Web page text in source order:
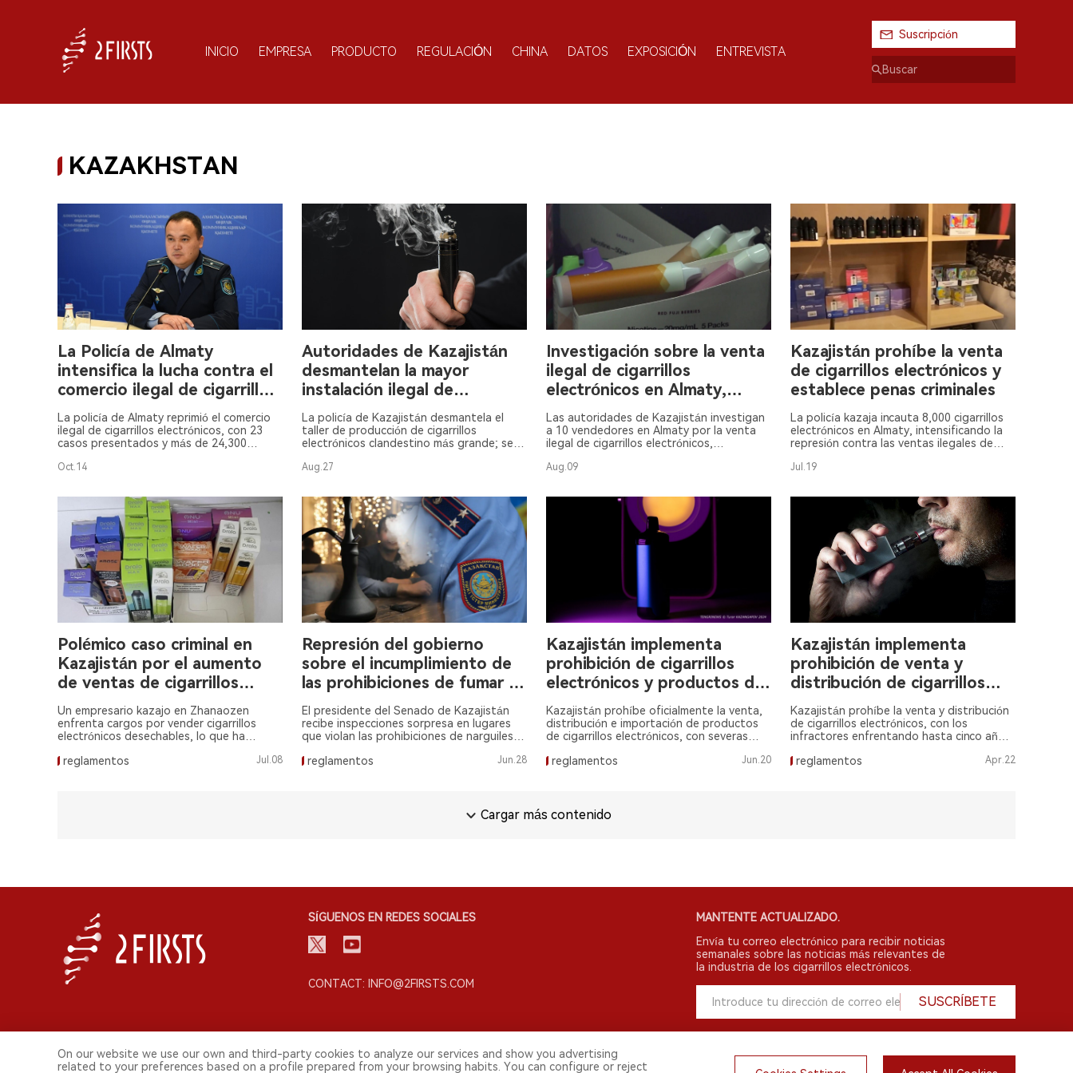
INICIO EMPRESA PRODUCTO REGULACIÓN CHINA DATOS EXPOSICIÓN ENTREVISTA
Suscripción
KAZAKHSTAN
La Policía de Almaty
intensifica la lucha contra el
comercio ilegal de cigarrillos
electrónicos.
La policía de Almaty reprimió el comercio
ilegal de cigarrillos electrónicos, con 23
casos presentados y más de 24,300
Oct.14
Autoridades de Kazajistán
desmantelan la mayor
instalación ilegal de
producción de cigarrillos
electrónicos.
La policía de Kazajistán desmantela el
taller de producción de cigarrillos
electrónicos clandestino más grande; se
electrónicos y 235 litros de productos
Aug.27
Investigación sobre la venta
ilegal de cigarrillos
electrónicos en Almaty,
Kazajistán.
Las autoridades de Kazajistán investigan
a 10 vendedores en Almaty por la venta
ilegal de cigarrillos electrónicos,
Aug.09
Kazajistán prohíbe la venta
de cigarrillos electrónicos y
establece penas criminales
La policía kazaja incauta 8,000 cigarrillos
electrónicos en Almaty, intensificando la
represión contra las ventas ilegales de
Jul.19
Polémico caso criminal en
Kazajistán por el aumento
de ventas de cigarrillos
electrónicos.
Un empresario kazajo en Zhanaozen
enfrenta cargos por vender cigarrillos
electrónicos desechables, lo que ha
regulaciones del país.
reglamentos Jul.08
Represión del gobierno
sobre el incumplimiento de
las prohibiciones de fumar y
de cigarrillos electrónicos en
Kazajistán.
El presidente del Senado de Kazajistán
recibe inspecciones sorpresa en lugares
que violan las prohibiciones de narguiles y
preocupaciones sobre la aplicación de la
reglamentos Jun.28
Kazajistán implementa
prohibición de cigarrillos
electrónicos y productos de
vapeo.
Kazajistán prohíbe oficialmente la venta,
distribución e importación de productos
de cigarrillos electrónicos, con severas
partir de hoy.
reglamentos Jun.20
Kazajistán implementa
prohibición de venta y
distribución de cigarrillos
electrónicos
Kazajistán prohíbe la venta y distribución
de cigarrillos electrónicos, con los
infractores enfrentando hasta cinco años
reglamentos
Apr.22
Cargar más contenido
SÍGUENOS EN REDES SOCIALES
CONTACT: INFO@2FIRSTS.COM
MANTENTE ACTUALIZADO.
Envía tu correo electrónico para recibir noticias
semanales sobre las noticias más relevantes de
la industria de los cigarrillos electrónicos.
SUSCRÍBETE
On our website we use our own and third-party cookies to analyze our services and show you advertising
related to your preferences based on a profile prepared from your browsing habits. You can configure or reject